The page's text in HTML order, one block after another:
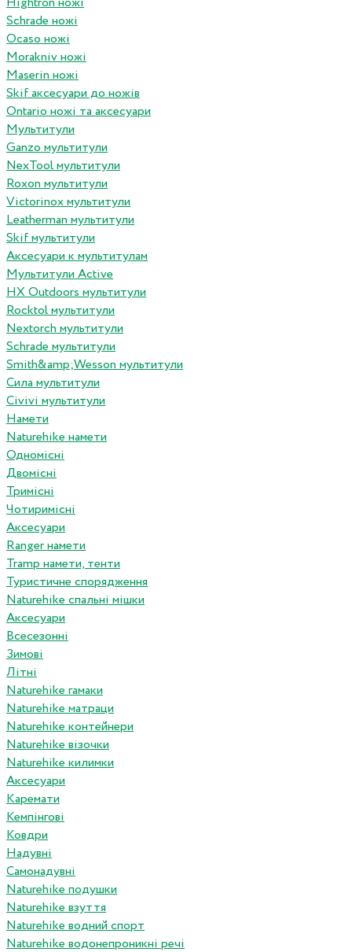
Schrade ножі
Ocaso ножі
Morakniv ножі
Maserin ножі
Skif аксесуари до ножів
Ontario ножі та аксесуари
Мультитули
Ganzo мультитули
NexTool мультитули
Roxon мультитули
Victorinox мультитули
Leatherman мультитули
Skif мультитули
Аксесуари к мультитулам
Мультитули Active
HX Outdoors мультитули
Rocktol мультитули
Nextorch мультитули
Schrade мультитули
Smith&amp;Wesson мультитули
Сила мультитули
Civivi мультитули
Намети
Naturehike намети
Одномісні
Двомісні
Тримісні
Чотиримісні
Аксесуари
Ranger намети
Tramp намети, тенти
Туристичне спорядження
Naturehike спальні мішки
Аксесуари
Всесезонні
Зимові
Літні
Naturehike гамаки
Naturehike матраци
Naturehike контейнери
Naturehike візочки
Naturehike килимки
Аксесуари
Каремати
Кемпінгові
Ковдри
Надувні
Самонадувні
Naturehike подушки
Naturehike взуття
Naturehike водний спорт
Naturehike водонепроникні речі